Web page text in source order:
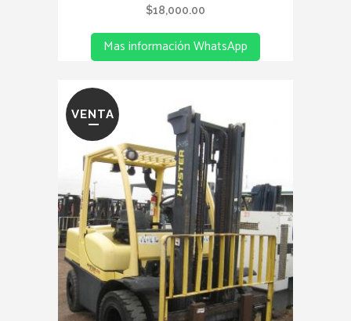
$18,000.00
Mas información WhatsApp
VENTA